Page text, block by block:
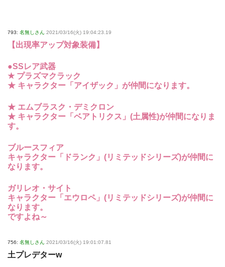
793: 名無しさん 2021/03/16(火) 19:04:23.19
【出現率アップ対象装備】
●SSレア武器
★ プラズマクラック
★ キャラクター「アイザック」が仲間になります。
★ エムブラスク・デミクロン
★ キャラクター「ベアトリクス」(土属性)が仲間になりま
す。
ブルースフィア
キャラクター「ドランク」(リミテッドシリーズ)が仲間に
なります。
ガリレオ・サイト
キャラクター「エウロペ」(リミテッドシリーズ)が仲間に
なります。
ですよね～
756: 名無しさん 2021/03/16(火) 19:01:07.81
土プレデターw